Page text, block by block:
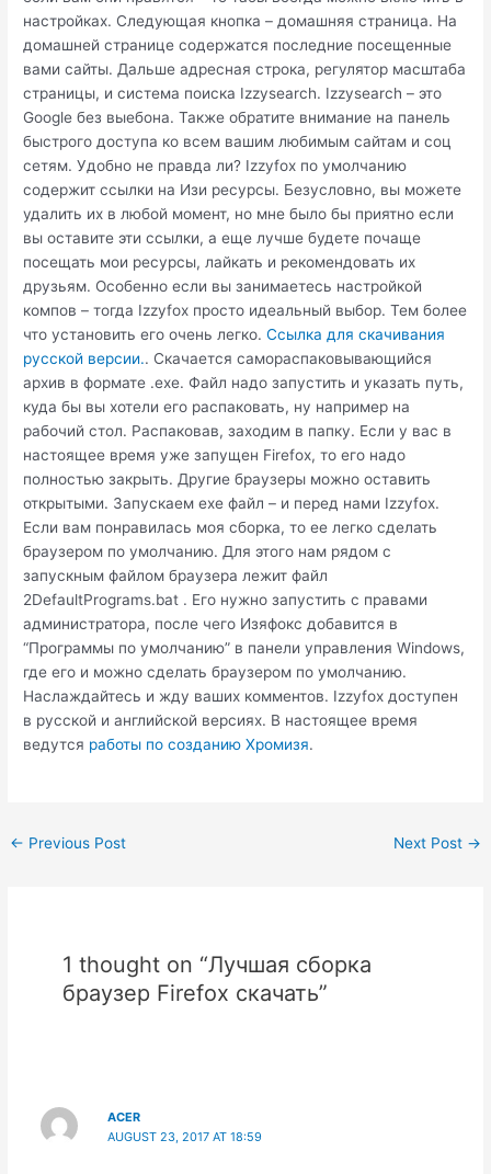
настройках. Следующая кнопка – домашняя страница. На
домашней странице содержатся последние посещенные
вами сайты. Дальше адресная строка, регулятор масштаба
страницы, и система поиска Izzysearch. Izzysearch – это
Google без выебона. Также обратите внимание на панель
быстрого доступа ко всем вашим любимым сайтам и соц
сетям. Удобно не правда ли? Izzyfox по умолчанию
содержит ссылки на Изи ресурсы. Безусловно, вы можете
удалить их в любой момент, но мне было бы приятно если
вы оставите эти ссылки, а еще лучше будете почаще
посещать мои ресурсы, лайкать и рекомендовать их
друзьям. Особенно если вы занимаетесь настройкой
компов – тогда Izzyfox просто идеальный выбор. Тем более
что установить его очень легко.Ссылка для скачивания
русской версии.. Скачается самораспаковывающийся
архив в формате .exe. Файл надо запустить и указать путь,
куда бы вы хотели его распаковать, ну например на
рабочий стол. Распаковав, заходим в папку. Если у вас в
настоящее время уже запущен Firefox, то его надо
полностью закрыть. Другие браузеры можно оставить
открытыми. Запускаем exe файл – и перед нами Izzyfox.
Если вам понравилась моя сборка, то ее легко сделать
браузером по умолчанию. Для этого нам рядом с
запускным файлом браузера лежит файл
2DefaultPrograms.bat . Его нужно запустить с правами
администратора, после чего Изяфокс добавится в
“Программы по умолчанию” в панели управления Windows,
где его и можно сделать браузером по умолчанию.
Наслаждайтесь и жду ваших комментов. Izzyfox доступен
в русской и английской версиях. В настоящее время
ведутся работы по созданию Хромизя.
Post
← Previous Post Next Post →
1 thought on “Лучшая сборка
браузер Firefox скачать”
ACER
AUGUST 23, 2017 AT 18:59